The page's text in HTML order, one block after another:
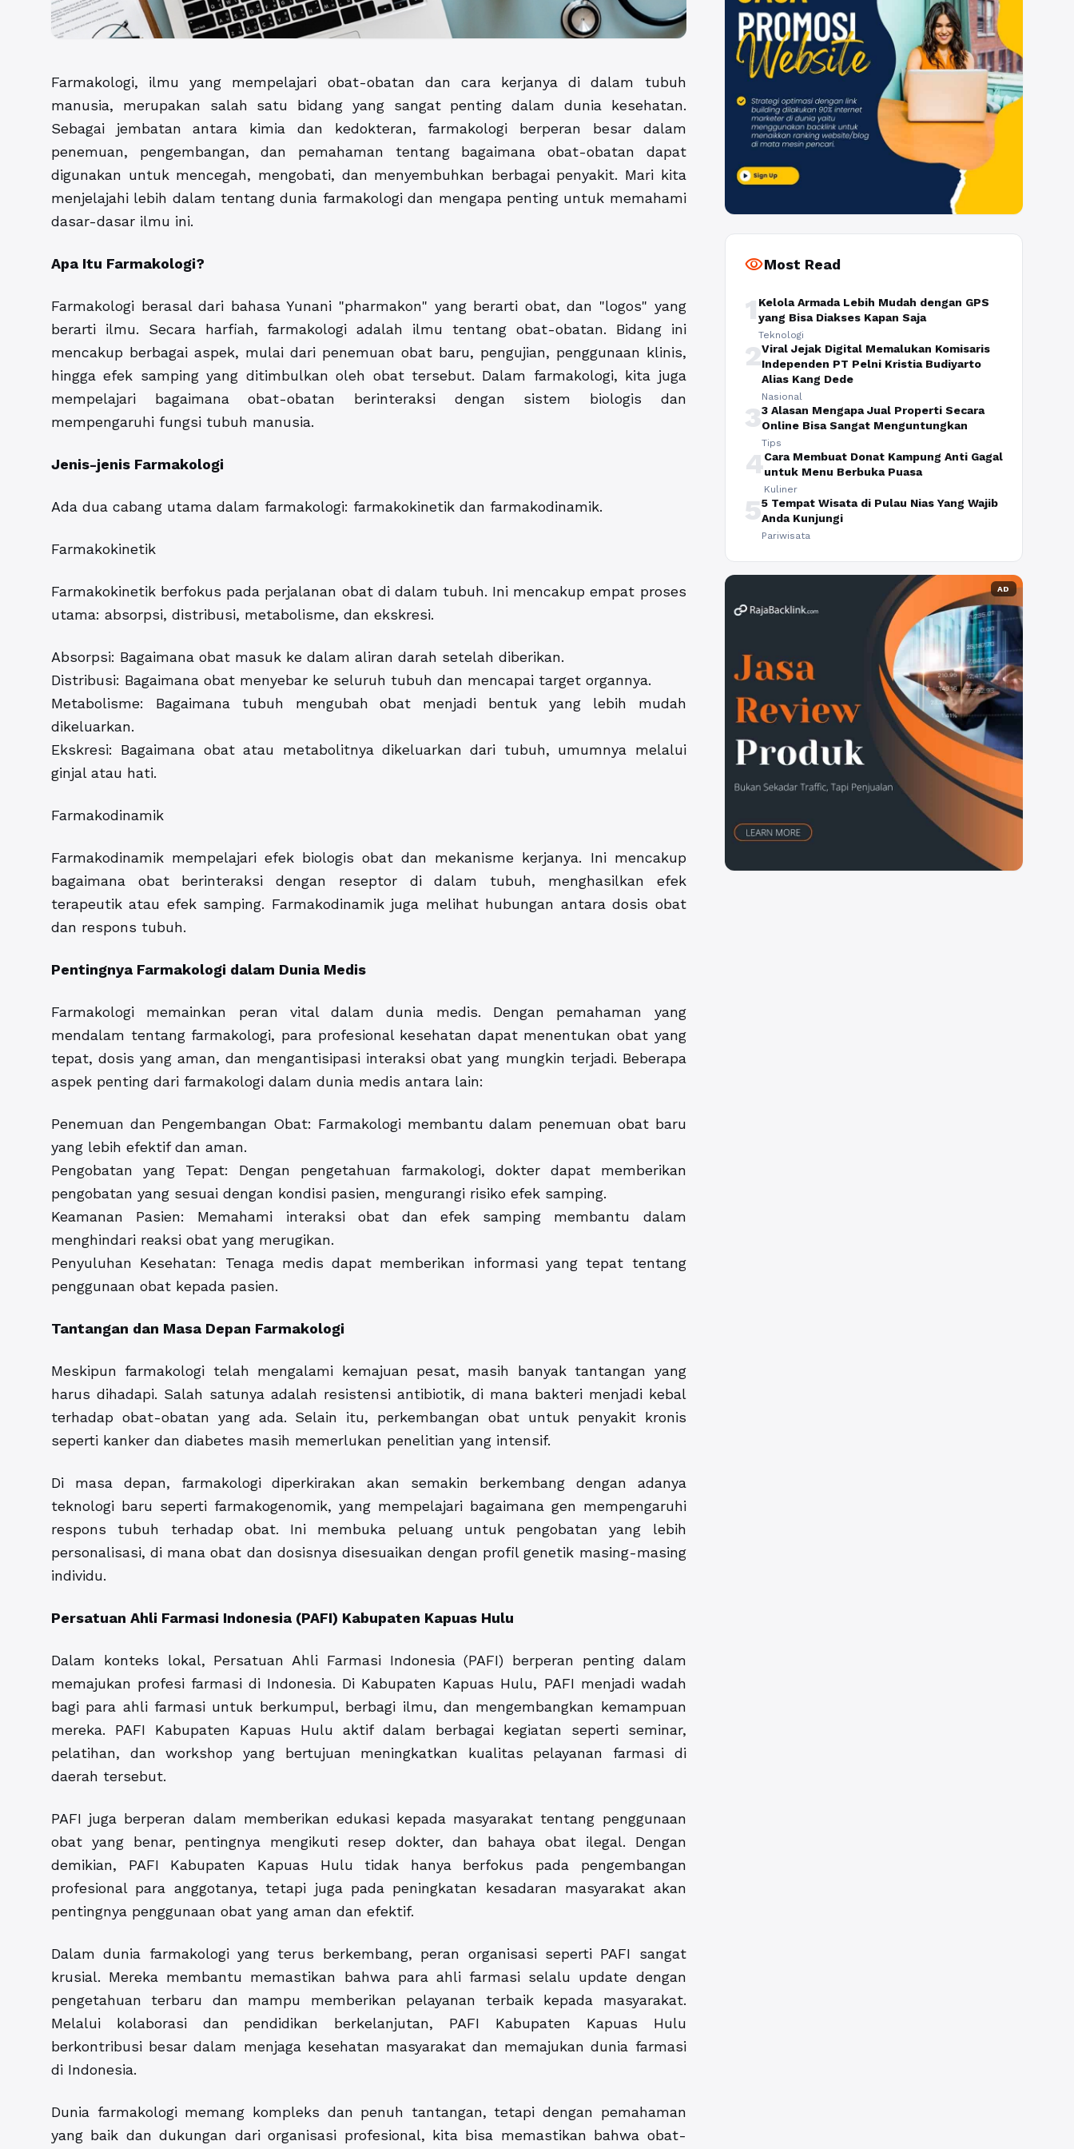
Farmakologi, ilmu yang mempelajari obat-obatan dan cara kerjanya di dalam tubuh
manusia, merupakan salah satu bidang yang sangat penting dalam dunia kesehatan.
Sebagai jembatan antara kimia dan kedokteran, farmakologi berperan besar dalam
penemuan, pengembangan, dan pemahaman tentang bagaimana obat-obatan dapat
digunakan untuk mencegah, mengobati, dan menyembuhkan berbagai penyakit. Mari kita
menjelajahi lebih dalam tentang dunia farmakologi dan mengapa penting untuk memahami
dasar-dasar ilmu ini.
Apa Itu Farmakologi?
Farmakologi berasal dari bahasa Yunani "pharmakon" yang berarti obat, dan "logos" yang
berarti ilmu. Secara harfiah, farmakologi adalah ilmu tentang obat-obatan. Bidang ini
mencakup berbagai aspek, mulai dari penemuan obat baru, pengujian, penggunaan klinis,
hingga efek samping yang ditimbulkan oleh obat tersebut. Dalam farmakologi, kita juga
mempelajari bagaimana obat-obatan berinteraksi dengan sistem biologis dan
mempengaruhi fungsi tubuh manusia.
Jenis-jenis Farmakologi
Ada dua cabang utama dalam farmakologi: farmakokinetik dan farmakodinamik.
Farmakokinetik
Farmakokinetik berfokus pada perjalanan obat di dalam tubuh. Ini mencakup empat proses
utama: absorpsi, distribusi, metabolisme, dan ekskresi.
Absorpsi: Bagaimana obat masuk ke dalam aliran darah setelah diberikan.
Distribusi: Bagaimana obat menyebar ke seluruh tubuh dan mencapai target organnya.
Metabolisme: Bagaimana tubuh mengubah obat menjadi bentuk yang lebih mudah
dikeluarkan.
Ekskresi: Bagaimana obat atau metabolitnya dikeluarkan dari tubuh, umumnya melalui
ginjal atau hati.
Farmakodinamik
Farmakodinamik mempelajari efek biologis obat dan mekanisme kerjanya. Ini mencakup
bagaimana obat berinteraksi dengan reseptor di dalam tubuh, menghasilkan efek
terapeutik atau efek samping. Farmakodinamik juga melihat hubungan antara dosis obat
dan respons tubuh.
Pentingnya Farmakologi dalam Dunia Medis
Farmakologi memainkan peran vital dalam dunia medis. Dengan pemahaman yang
mendalam tentang farmakologi, para profesional kesehatan dapat menentukan obat yang
tepat, dosis yang aman, dan mengantisipasi interaksi obat yang mungkin terjadi. Beberapa
aspek penting dari farmakologi dalam dunia medis antara lain:
Penemuan dan Pengembangan Obat: Farmakologi membantu dalam penemuan obat baru
yang lebih efektif dan aman.
Pengobatan yang Tepat: Dengan pengetahuan farmakologi, dokter dapat memberikan
pengobatan yang sesuai dengan kondisi pasien, mengurangi risiko efek samping.
Keamanan Pasien: Memahami interaksi obat dan efek samping membantu dalam
menghindari reaksi obat yang merugikan.
Penyuluhan Kesehatan: Tenaga medis dapat memberikan informasi yang tepat tentang
penggunaan obat kepada pasien.
Tantangan dan Masa Depan Farmakologi
Meskipun farmakologi telah mengalami kemajuan pesat, masih banyak tantangan yang
harus dihadapi. Salah satunya adalah resistensi antibiotik, di mana bakteri menjadi kebal
terhadap obat-obatan yang ada. Selain itu, perkembangan obat untuk penyakit kronis
seperti kanker dan diabetes masih memerlukan penelitian yang intensif.
Di masa depan, farmakologi diperkirakan akan semakin berkembang dengan adanya
teknologi baru seperti farmakogenomik, yang mempelajari bagaimana gen mempengaruhi
respons tubuh terhadap obat. Ini membuka peluang untuk pengobatan yang lebih
personalisasi, di mana obat dan dosisnya disesuaikan dengan profil genetik masing-masing
individu.
Persatuan Ahli Farmasi Indonesia (PAFI) Kabupaten Kapuas Hulu
Dalam konteks lokal, Persatuan Ahli Farmasi Indonesia (PAFI) berperan penting dalam
memajukan profesi farmasi di Indonesia. Di Kabupaten Kapuas Hulu, PAFI menjadi wadah
bagi para ahli farmasi untuk berkumpul, berbagi ilmu, dan mengembangkan kemampuan
mereka. PAFI Kabupaten Kapuas Hulu aktif dalam berbagai kegiatan seperti seminar,
pelatihan, dan workshop yang bertujuan meningkatkan kualitas pelayanan farmasi di
daerah tersebut.
PAFI juga berperan dalam memberikan edukasi kepada masyarakat tentang penggunaan
obat yang benar, pentingnya mengikuti resep dokter, dan bahaya obat ilegal. Dengan
demikian, PAFI Kabupaten Kapuas Hulu tidak hanya berfokus pada pengembangan
profesional para anggotanya, tetapi juga pada peningkatan kesadaran masyarakat akan
pentingnya penggunaan obat yang aman dan efektif.
Dalam dunia farmakologi yang terus berkembang, peran organisasi seperti PAFI sangat
krusial. Mereka membantu memastikan bahwa para ahli farmasi selalu update dengan
pengetahuan terbaru dan mampu memberikan pelayanan terbaik kepada masyarakat.
Melalui kolaborasi dan pendidikan berkelanjutan, PAFI Kabupaten Kapuas Hulu
berkontribusi besar dalam menjaga kesehatan masyarakat dan memajukan dunia farmasi
di Indonesia.
Dunia farmakologi memang kompleks dan penuh tantangan, tetapi dengan pemahaman
yang baik dan dukungan dari organisasi profesional, kita bisa memastikan bahwa obat-
visibilityMost Read
1 Kelola Armada Lebih Mudah dengan GPS
yang Bisa Diakses Kapan Saja
Teknologi
2Viral Jejak Digital Memalukan Komisaris
Independen PT Pelni Kristia Budiyarto
Alias Kang Dede
Nasional
33 Alasan Mengapa Jual Properti Secara
Online Bisa Sangat Menguntungkan
Tips
4Cara Membuat Donat Kampung Anti Gagal
untuk Menu Berbuka Puasa
Kuliner
55 Tempat Wisata di Pulau Nias Yang Wajib
Anda Kunjungi
Pariwisata
AD